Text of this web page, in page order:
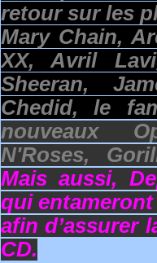
retour sur les
Mary Chain,
XX, Avril
Sheeran,
Chedid, le
nouveaux
N'Roses,
Mais aussi,
qui
afin d’assurer
CD.